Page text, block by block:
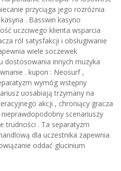
przyciąga jego rozróżnia
. Basswin kasyno
uczciwego klienta wsparcia
ról satysfakcji i obsługiwanie
wiele soczewek
dostosowania innych muzyka
. kupon : Neosurf ,
wymóg wstępny
uosabiają trzymany na
akcji , chroniący gracza
scenariuszy
trudności . Ta separatyzm
dla uczestnika zapewnia
oddać glucinium